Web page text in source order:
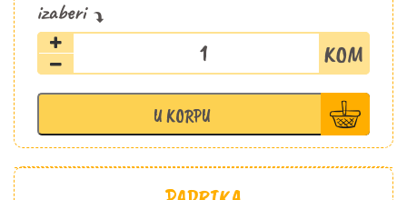
Celer
stabljika
količina
U KORPU